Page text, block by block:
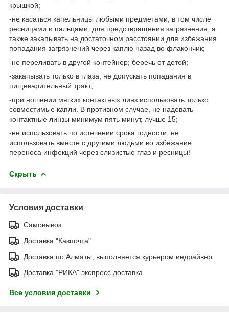
крышкой;
-не касаться капельницы любыми предметами, в том числе
ресницами и пальцами, для предотвращения загрязнения, а
также закапывать на достаточном расстоянии для избежания
попадания загрязнений через каплю назад во флакончик;
-не переливать в другой контейнер; беречь от детей;
-закапывать только в глаза, не допускать попадания в
пищеварительный тракт;
-при ношении мягких контактных линз использовать только
совместимые капли. В противном случае, не надевать
контактные линзы минимум пять минут, лучше 15;
-не использовать по истечении срока годности; не
использовать вместе с другими людьми во избежание
переноса инфекций через слизистые глаз и ресницы!
Скрыть
Условия доставки
Самовывоз
Доставка "Казпочта"
Доставка по Алматы, выполняется курьером индрайвер
Доставка "РИКА" экспресс доставка
Все условия доставки